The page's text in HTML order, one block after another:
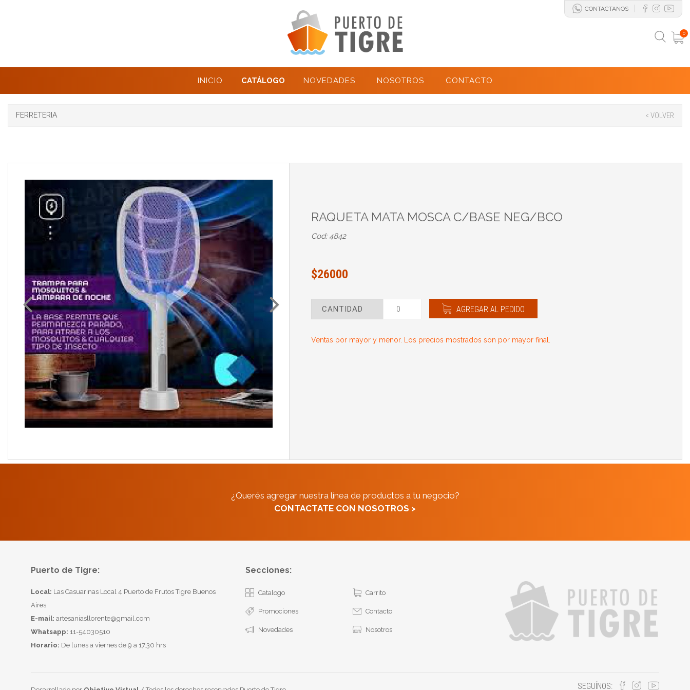
CONTACTANOS
0
INICIO CATÁLOGO NOVEDADES NOSOTROS CONTACTO
FERRETERIA < VOLVER
RAQUETA MATA MOSCA C/BASE NEG/BCO
Cod: 4842
$26000
CANTIDAD AGREGAR AL PEDIDO
Ventas por mayor y menor. Los precios mostrados son por mayor final.
¿Querés agregar nuestra línea de productos a tu negocio?
CONTACTATE CON NOSOTROS >
Puerto de Tigre:
Local: Las Casuarinas Local 4 Puerto de Frutos Tigre Buenos
Aires
E-mail: artesaniasllorente@gmail.com
Whatsapp: 11-54030510
Horario: De lunes a viernes de 9 a 17.30 hrs
Secciones:
Catalogo
Promociones
Novedades
Carrito
Contacto
Nosotros
SEGUÍNOS: